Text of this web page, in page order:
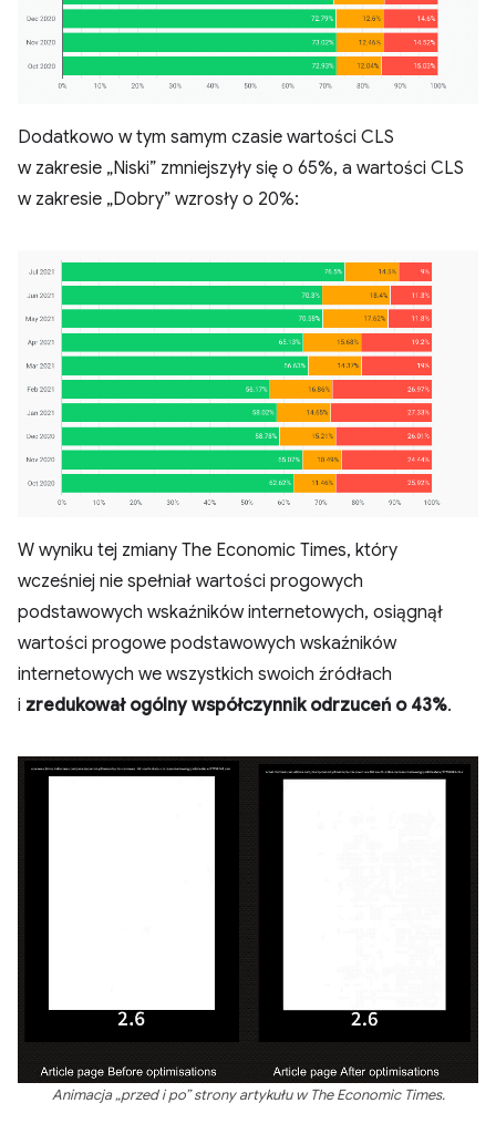
Dodatkowo w tym samym czasie wartości CLS
w zakresie „Niski” zmniejszyły się o 65%, a wartości CLS
w zakresie „Dobry” wzrosły o 20%:
W wyniku tej zmiany The Economic Times, który
wcześniej nie spełniał wartości progowych
podstawowych wskaźników internetowych, osiągnął
wartości progowe podstawowych wskaźników
internetowych we wszystkich swoich źródłach
i zredukował ogólny współczynnik odrzuceń o 43%.
Animacja „przed i po” strony artykułu w The Economic Times.